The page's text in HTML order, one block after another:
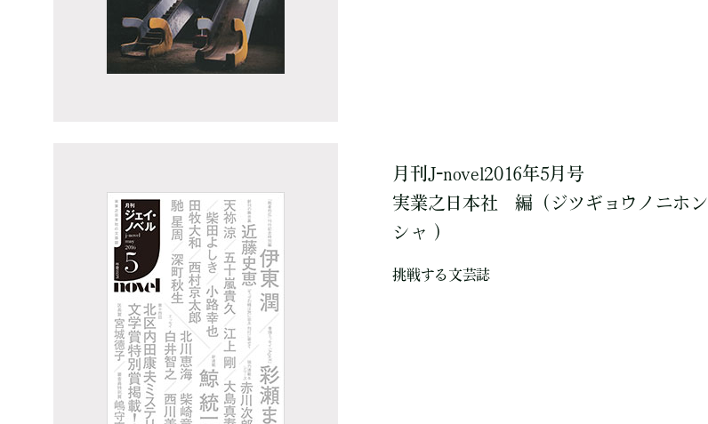
月刊J-novel2016年5月号
実業之日本社
編 （ジツギョウノニホン
シャ ）
挑戦する文芸誌